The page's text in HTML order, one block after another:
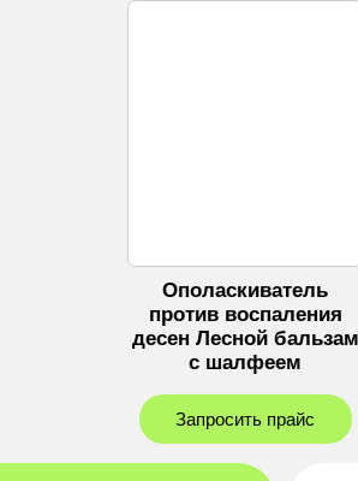
Ополаскиватель
против воспаления
десен Лесной бальзам
с шалфеем
Запросить прайс